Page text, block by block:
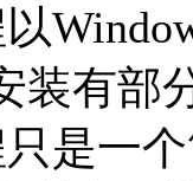
装有部
是一